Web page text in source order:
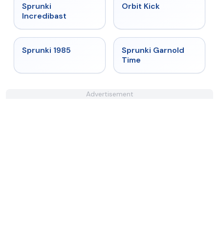
Sprunki
Incredibast
Orbit Kick
Sprunki 1985 ★
Sprunki Garnold
Time
Advertisement